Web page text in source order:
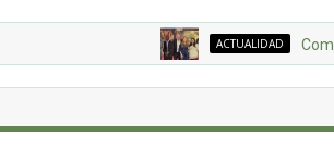
ACTUALIDAD Compañía